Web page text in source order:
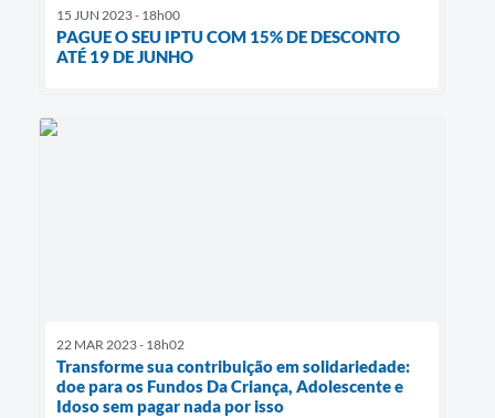
15 JUN 2023 - 18h00
PAGUE O SEU IPTU COM 15% DE DESCONTO
ATÉ 19 DE JUNHO
22 MAR 2023 - 18h02
Transforme sua contribuição em solidariedade:
doe para os Fundos Da Criança, Adolescente e
Idoso sem pagar nada por isso